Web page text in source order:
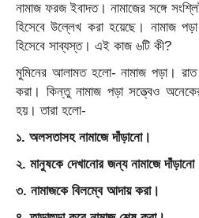
নামাজ ফরজ ইবাদত। নামাজের সঙ্গে
হিসেবে উল্লেখ করা হয়েছে। নামাজ
হিসেবে সাব্যস্ত। এই কাজ ৬টি কী?
মুমিনের আলামত হলো- নামাজ পড়া।
করা। কিন্তু নামাজ পড়া সত্ত্বেও
হয়। তারা হলো-
১. অলসতাসহ নামাজে দাঁড়ানো।
২. মানুষকে দেখানোর জন্য নামাজে
৩. নামাজকে বিলম্বে আদায় করা।